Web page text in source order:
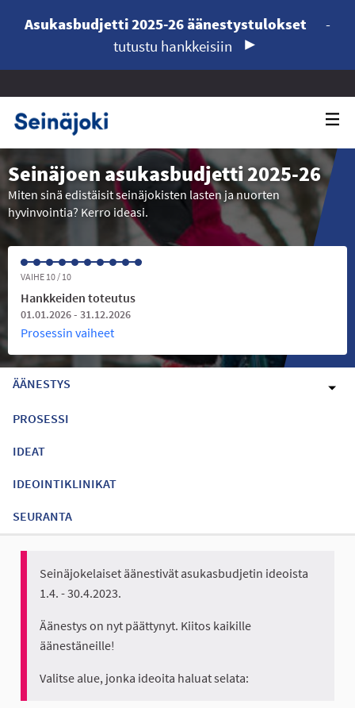
Asukasbudjetti 2025-26 äänestystulokset
-
tutustu hankkeisiin
Seinäjoen asukasbudjetti 2025-26
Miten sinä edistäisit seinäjokisten lasten ja nuorten
hyvinvointia? Kerro ideasi.
VAIHE 10 / 10
Hankkeiden toteutus
01.01.2026 - 31.12.2026
Prosessin vaiheet
ÄÄNESTYS
PROSESSI
IDEAT
IDEOINTIKLINIKAT
SEURANTA
Seinäjokelaiset äänestivät asukasbudjetin ideoista
1.4. - 30.4.2023.
Äänestys on nyt päättynyt. Kiitos kaikille
äänestäneille!
Valitse alue, jonka ideoita haluat selata: